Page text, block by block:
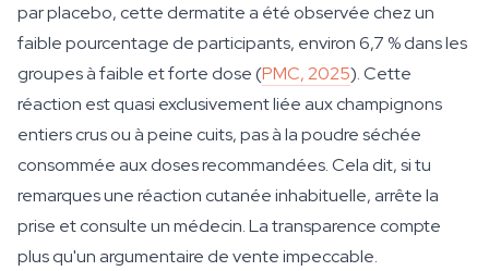
par placebo, cette dermatite a été observée chez un
faible pourcentage de participants, environ 6,7 % dans les
groupes à faible et forte dose (PMC, 2025). Cette
réaction est quasi exclusivement liée aux champignons
entiers crus ou à peine cuits, pas à la poudre séchée
consommée aux doses recommandées. Cela dit, si tu
remarques une réaction cutanée inhabituelle, arrête la
prise et consulte un médecin. La transparence compte
plus qu'un argumentaire de vente impeccable.